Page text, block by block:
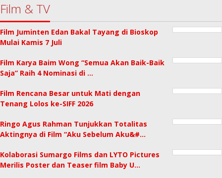
Film & TV
Film Juminten Edan Bakal Tayang di Bioskop
Mulai Kamis 7 Juli
Film Karya Baim Wong “Semua Akan Baik-Baik
Saja” Raih 4 Nominasi di …
Film Rencana Besar untuk Mati dengan
Tenang Lolos ke-SIFF 2026
Ringo Agus Rahman Tunjukkan Totalitas
Aktingnya di Film “Aku Sebelum Aku&#…
Kolaborasi Sumargo Films dan LYTO Pictures
Merilis Poster dan Teaser film Baby U…